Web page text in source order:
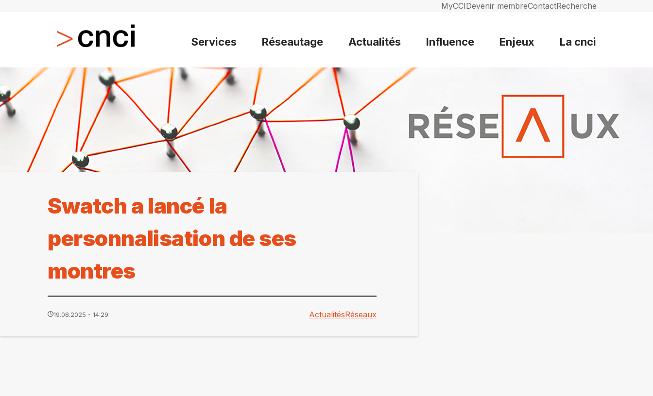
MyCCIDevenir membreContactRecherche
Services Réseautage Actualités Influence Enjeux La cnci
Swatch a lancé la
personnalisation de ses
montres
19.08.2025 - 14:29 ActualitésRéseaux